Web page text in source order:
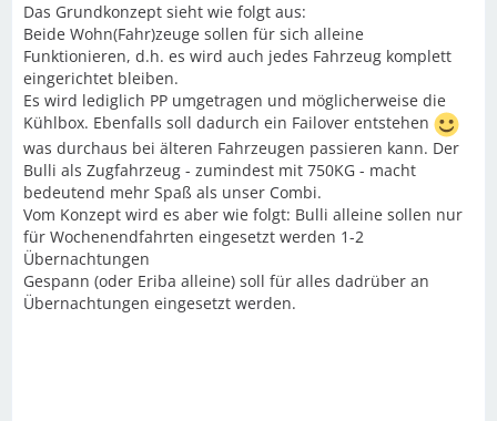
Das Grundkonzept sieht wie folgt aus:
Beide Wohn(Fahr)zeuge sollen für sich alleine
Funktionieren, d.h. es wird auch jedes Fahrzeug komplett
eingerichtet bleiben.
Es wird lediglich PP umgetragen und möglicherweise die
Kühlbox. Ebenfalls soll dadurch ein Failover entstehen
was durchaus bei älteren Fahrzeugen passieren kann. Der
Bulli als Zugfahrzeug - zumindest mit 750KG - macht
bedeutend mehr Spaß als unser Combi.
Vom Konzept wird es aber wie folgt: Bulli alleine sollen nur
für Wochenendfahrten eingesetzt werden 1-2
Übernachtungen
Gespann (oder Eriba alleine) soll für alles dadrüber an
Übernachtungen eingesetzt werden.